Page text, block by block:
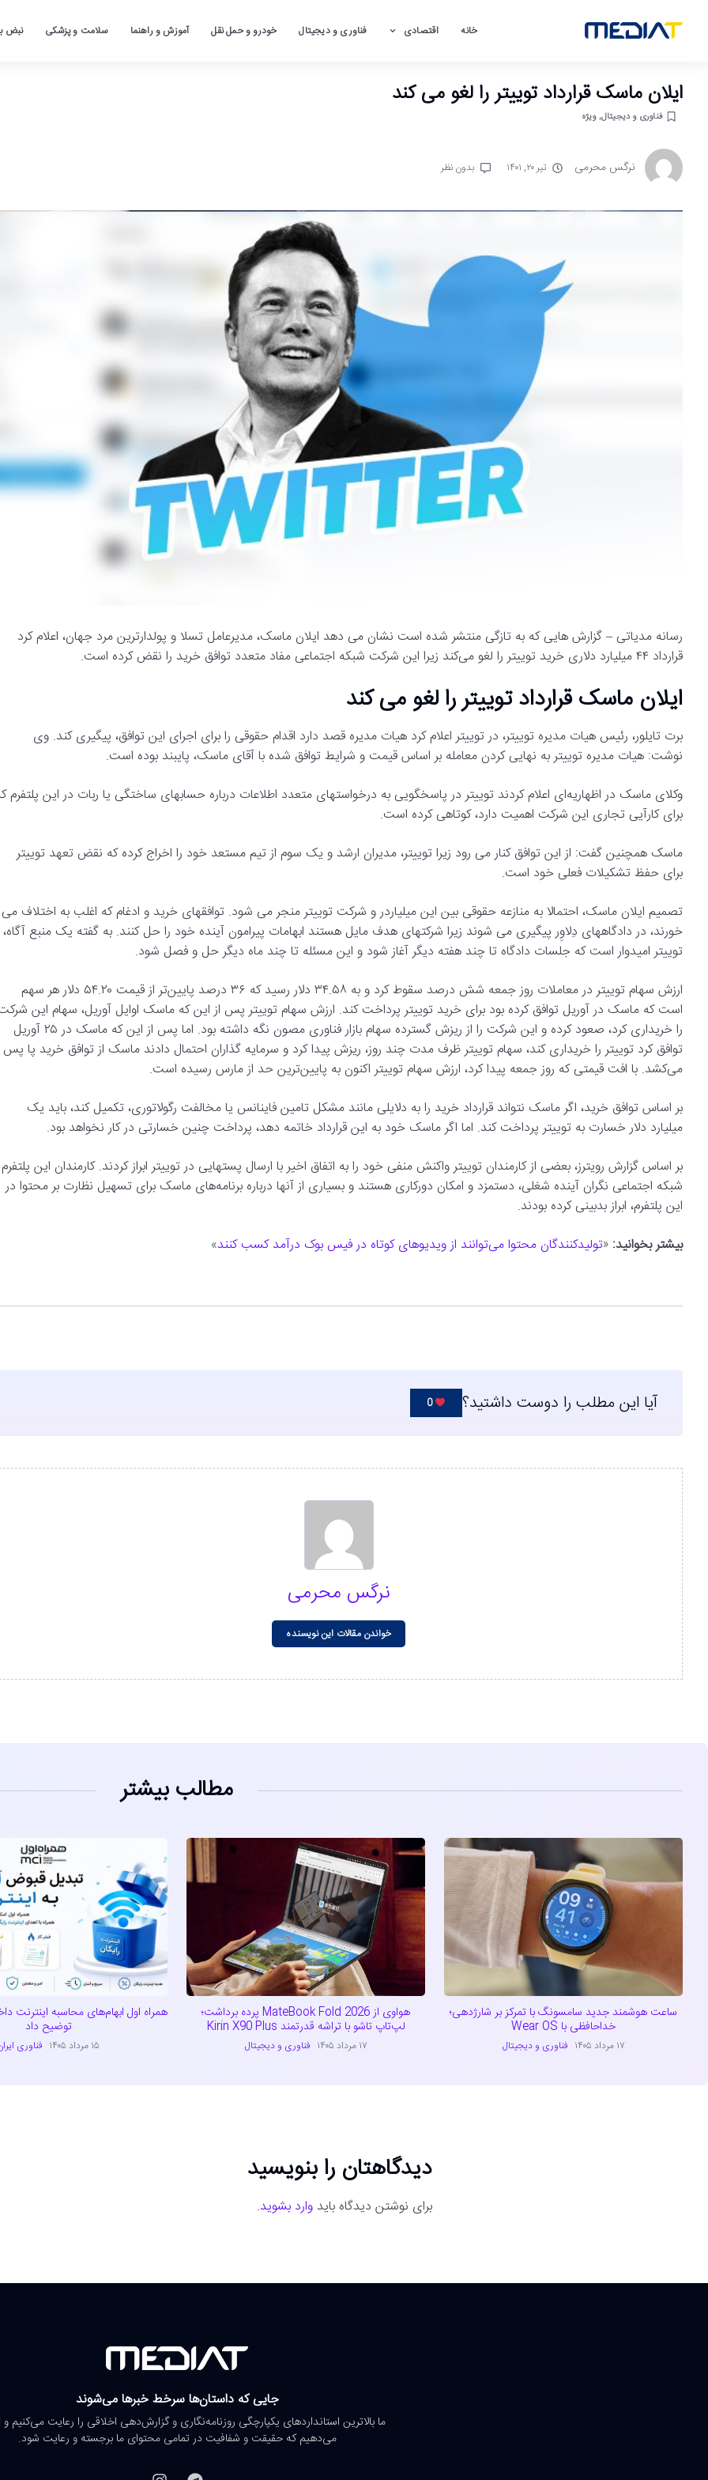
خانه اقتصادی فناوری و دیجیتال خودرو و حمل نقل آموزش و راهنما سلامت و پزشکی نبض
ایلان ماسک قرارداد توییتر را لغو می کند
فناوری و دیجیتال,ویژه
نرگس محرمی تیر ۲۰, ۱۴۰۱ بدون نظر
رسانه مدیاتی – گزارش هایی که به تازگی منتشر شده است نشان می دهد ایلان ماسک، مدیرعامل تسلا و پولدارترین مرد جهان، اعلام کرد
قرارداد ۴۴ میلیارد دلاری خرید توییتر را لغو می‌کند زیرا این شرکت شبکه اجتماعی مفاد متعدد توافق خرید را نقض کرده است.
ایلان ماسک قرارداد توییتر را لغو می کند
برت تایلور، رئیس هیات مدیره توییتر، در توییتر اعلام کرد هیات مدیره قصد دارد اقدام حقوقی را برای اجرای این توافق، پیگیری کند. وی
نوشت: هیات مدیره توییتر به نهایی کردن معامله بر اساس قیمت و شرایط توافق شده با آقای ماسک، پایبند بوده است.
وکلای ماسک در اظهاریه‌ای اعلام کردند توییتر در پاسخگویی به درخواستهای متعدد اطلاعات درباره حسابهای ساختگی یا ربات در این پلتفرم
برای کارآیی تجاری این شرکت اهمیت دارد، کوتاهی کرده است.
ماسک همچنین گفت: از این توافق کنار می رود زیرا توییتر، مدیران ارشد و یک سوم از تیم مستعد خود را اخراج کرده که نقض تعهد توییتر
برای حفظ تشکیلات فعلی خود است.
تصمیم ایلان ماسک، احتمالا به منازعه حقوقی بین این میلیاردر و شرکت توییتر منجر می شود. توافقهای خرید و ادغام که اغلب به اختلاف می
خورند، در دادگاههای دِلاوِر پیگیری می شوند زیرا شرکتهای هدف مایل هستند ابهامات پیرامون آینده خود را حل کنند. به گفته یک منبع آگاه،
توییتر امیدوار است که جلسات دادگاه تا چند هفته دیگر آغاز شود و این مسئله تا چند ماه دیگر حل و فصل شود.
ارزش سهام توییتر در معاملات روز جمعه شش درصد سقوط کرد و به ۳۴.۵۸ دلار رسید که ۳۶ درصد پایین‌تر از قیمت ۵۴.۲۰ دلار هر سهم
است که ماسک در آوریل توافق کرده بود برای خرید توییتر پرداخت کند. ارزش سهام توییتر پس از این که ماسک اوایل آوریل، سهام این
را خریداری کرد، صعود کرده و این شرکت را از ریزش گسترده سهام بازار فناوری مصون نگه داشته بود. اما پس از این که ماسک در ۲۵ آوریل
توافق کرد توییتر را خریداری کند، سهام توییتر ظرف مدت چند روز، ریزش پیدا کرد و سرمایه گذاران احتمال دادند ماسک از توافق خرید پا پس
می‌کشد. با افت قیمتی که روز جمعه پیدا کرد، ارزش سهام توییتر اکنون به پایین‌ترین حد از مارس رسیده است.
بر اساس توافق خرید، اگر ماسک نتواند قرارداد خرید را به دلایلی مانند مشکل تامین فاینانس یا مخالفت رگولاتوری، تکمیل کند، باید یک
میلیارد دلار خسارت به توییتر پرداخت کند. اما اگر ماسک خود به این قرارداد خاتمه دهد، پرداخت چنین خسارتی در کار نخواهد بود.
بر اساس گزارش رویترز، بعضی از کارمندان توییتر واکنش منفی خود را به اتفاق اخیر با ارسال پستهایی در توییتر ابراز کردند. کارمندان این پلتفرم
شبکه اجتماعی نگران آینده شغلی، دستمزد و امکان دورکاری هستند و بسیاری از آنها درباره برنامه‌های ماسک برای تسهیل نظارت بر محتوا در
این پلتفرم، ابراز بدبینی کرده بودند.
بیشتر بخوانید: «تولیدکنندگان محتوا می‌توانند از ویدیوهای کوتاه در فیس بوک درآمد کسب کنند»
آیا این مطلب را دوست داشتید؟ 0
نرگس محرمی
خواندن مقالات این نویسنده
مطالب بیشتر
ساعت هوشمند جدید سامسونگ با تمرکز بر شارژدهی؛
خداحافظی با Wear OS
۱۷ مرداد ۱۴۰۵ فناوری و دیجیتال
هواوی از MateBook Fold 2026 پرده برداشت؛
لپ‌تاپ تاشو با تراشه قدرتمند Kirin X90 Plus
۱۷ مرداد ۱۴۰۵ فناوری و دیجیتال
همراه اول ابهام‌های محاسبه اینترنت
توضیح داد
۱۵ مرداد ۱۴۰۵ فناوری
دیدگاهتان را بنویسید
برای نوشتن دیدگاه بایدوارد بشوید.
جایی که داستان‌ها سرخط خبرها می‌شوند
ما بالاترین استانداردهای یکپارچگی روزنامه‌نگاری و گزارش‌دهی اخلاقی را رعایت می‌کنیم و
می‌دهیم که حقیقت و شفافیت در تمامی محتوای ما برجسته و رعایت شود.